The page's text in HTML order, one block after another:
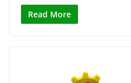
Read More